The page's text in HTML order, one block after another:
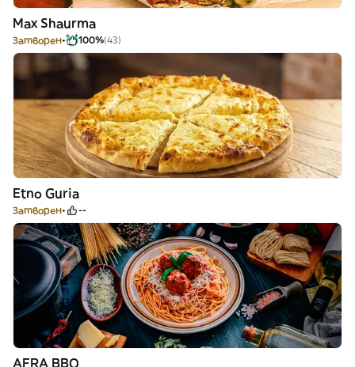
Max Shaurma
Затворен 100%(43)
Etno Guria
Затворен --
AFRA BBQ